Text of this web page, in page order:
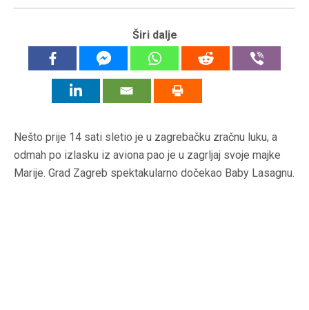
Širi dalje
Nešto prije 14 sati sletio je u zagrebačku zračnu luku, a
odmah po izlasku iz aviona pao je u zagrljaj svoje majke
Marije. Grad Zagreb spektakularno dočekao Baby Lasagnu.